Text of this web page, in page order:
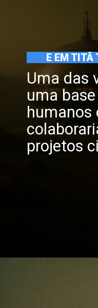
E EM TITÃ
Uma das
uma
humanos
projetos